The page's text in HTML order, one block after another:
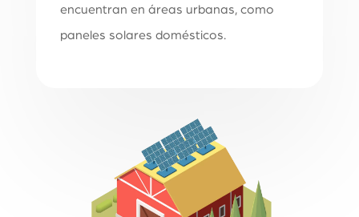
encuentran en áreas urbanas, como
paneles solares domésticos.